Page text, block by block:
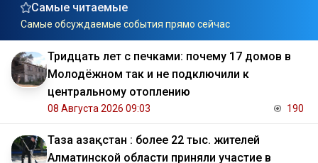
Самые читаемые
Самые обсуждаемые события прямо сейчас
Тридцать лет с печками: почему 17 домов в
Молодёжном так и не подключили к
центральному отоплению
08 Августа 2026 09:03 190
Таза Қазақстан : более 22 тыс. жителей
Алматинской области приняли участие в